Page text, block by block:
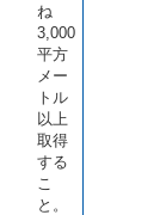
ね
3,000
平方
メー
トル
以上
取得
する
こ
と。